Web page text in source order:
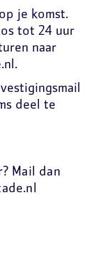
je komst.
tot 24 uur
naar
deel te
Mail dan